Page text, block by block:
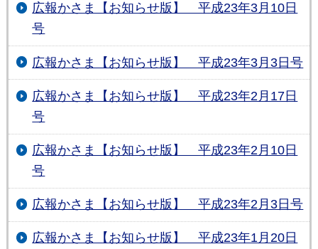
広報かさま【お知らせ版】 平成23年3月10日
号
広報かさま【お知らせ版】 平成23年3月3日号
広報かさま【お知らせ版】 平成23年2月17日
号
広報かさま【お知らせ版】 平成23年2月10日
号
広報かさま【お知らせ版】 平成23年2月3日号
広報かさま【お知らせ版】 平成23年1月20日